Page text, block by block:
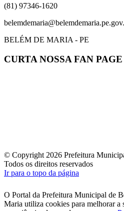
(81) 97346-1620
BELÉM DE MARIA - PE
CURTA NOSSA FAN PAGE
© Copyright 2026 Prefeitura
Todos os direitos reservados
Ir para o topo da página
O Portal da Prefeitura Municipal de
Maria utiliza cookies para melhorar a